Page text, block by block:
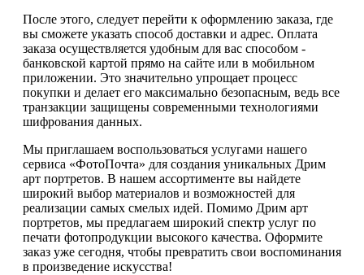
После этого, следует перейти к оформлению заказа, где
вы сможете указать способ доставки и адрес. Оплата
заказа осуществляется удобным для вас способом -
банковской картой прямо на сайте или в мобильном
приложении. Это значительно упрощает процесс
покупки и делает его максимально безопасным, ведь все
транзакции защищены современными технологиями
шифрования данных.
Мы приглашаем воспользоваться услугами нашего
сервиса «ФотоПочта» для создания уникальных Дрим
арт портретов. В нашем ассортименте вы найдете
широкий выбор материалов и возможностей для
реализации самых смелых идей. Помимо Дрим арт
портретов, мы предлагаем широкий спектр услуг по
печати фотопродукции высокого качества. Оформите
заказ уже сегодня, чтобы превратить свои воспоминания
в произведение искусства!